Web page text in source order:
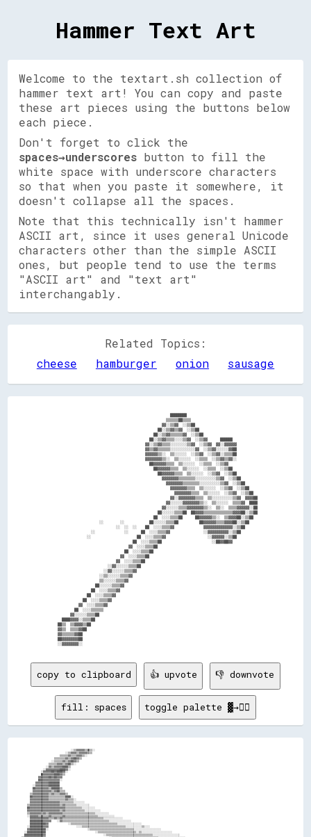
Hammer Text Art
Welcome to the textart.sh collection of
hammer text art! You can copy and paste
these art pieces using the buttons below
each piece.
Don't forget to click the
spaces→underscores button to fill the
white space with underscore characters
so that when you paste it somewhere, it
doesn't collapse all the spaces.
Note that this technically isn't hammer
ASCII art, since it uses general Unicode
characters other than the simple ASCII
ones, but people tend to use the terms
"ASCII art" and "text art"
interchangably.
Related Topics:
cheese
hamburger onion sausage
                                                        ████████
                                                      ▒▒▒▒▒▒██▒▒▒▒
                                                    ▓▓░░▒▒▓▓  ░░▒▒██
                                                  ██░░▒▒▓▓▒▒▓▓  ░░▒▒██
                                                ██░░▒▒▓▓▒▒▒▒▒▒▓▓  ░░▒▒██
                                              ██░░▒▒▓▓▒▒▒▒░░░░▒▒▓▓  ░░▒▒▓▓      ██████
                                            ▓▓░░▒▒▓▓▒▒▒▒░░░░░░░░▒▒▓▓  ░░▒▒▓▓  ▓▓░░▓▓▓▓▓▓
                                            ▓▓▒▒▓▓▒▒▒▒▒▒░░░░░░░░░░░░▓▓  ░░▒▒▓▓░░░░░░▓▓██
                                            ▓▓▓▓▓▓▒▒░░  ▒▒░░░░░░  ░░▒▒▓▓  ░░▒▒▓▓░░▒▒▒▒██
                                            ▓▓▓▓▓▓▓▓▒▒░░  ▒▒░░░░░░  ░░▒▒▒▒  ░░▒▒▓▓▒▒▓▓░░
                                              ██▓▓▓▓▓▓▒▒▒▒  ▒▒░░░░░░  ░░▒▒▒▒  ░░▒▒▓▓
                                                ██▓▓▓▓▓▓▒▒▒▒  ▒▒░░░░░░  ░░▒▒▒▒  ░░▒▒██
                                                  ██▓▓▓▓▓▓▒▒▒▒  ▒▒░░░░░░  ░░▒▒▓▓  ░░▒▒██
                                                    ▓▓▓▓▓▓▓▓▒▒▒▒▒▒▒▒░░░░░░░░░░▒▒▓▓  ░░▒▒██
                                                      ▓▓▓▓▓▓▓▓▒▒▒▒▒▒▒▒░░░░░░░░░░▒▒▓▓  ░░▒▒██
                                                        ▓▓▓▓▓▓▓▓▒▒▒▒  ▒▒░░░░░░  ░░▒▒▓▓  ░░▒▒██
                                                          ▓▓▓▓▓▓▓▓▒▒▒▒  ▒▒░░░░░░  ░░▒▒▓▓  ░░▒▒██
                                                        ▓▓░░▓▓▓▓▓▓▓▓▒▒▒▒  ▒▒░░░░░░░░░░▒▒▓▓  ▓▓▓▓██
                                                      ▓▓░░░░░░▓▓▓▓▓▓▓▓▒▒░░  ▒▒░░░░░░  ▒▒▒▒▓▓  ████
                                                    ▓▓░░░░░░▒▒▒▒▓▓▓▓▓▓▓▓▒▒░░  ▒▒░░  ▒▒▒▒▓▓▓▓▓▓░░██
                                                  ██░░░░░░▒▒▒▒██  ██▓▓▓▓▒▒▒▒▒▒▒▒▒▒▒▒▒▒▓▓▓▓██░░▒▒██
                                                ██  ░░░░▒▒▒▒██      ██▓▓▓▓▓▓▒▒░░  ▒▒▓▓▓▓██░░▒▒██
                      ░░        ░░            ██░░░░░░▒▒▒▒██          ██▓▓▓▓▓▓▒▒▒▒▓▓▓▓██░░▒▒██
                              ░░  ░░  ░░    ██  ░░░░▒▒▒▒▓▓              ▓▓▓▓▓▓▓▓▓▓▓▓▓▓░░▒▒██
                  ░░              ░░      ██  ░░░░▒▒▒▒▓▓                ░░▓▓▓▓▓▓▓▓▓▓░░▒▒██
                ░░                      ██  ░░░░▒▒▒▒▓▓                    ░░▓▓▓▓▓▓░░▒▒██
                                      ██  ░░░░▒▒▒▒██                        ░░██▓▓██▓▓
                                    ▓▓  ░░░░▒▒▒▒██
                                  ██  ░░░░▒▒▒▒██
                                ▓▓  ░░░░▒▒▒▒██
                              ▓▓  ░░░░▒▒▒▒██
                          ░░▓▓░░░░░░▒▒▒▒██
                        ░░▓▓░░░░░░▒▒▒▒▓▓
                      ░░▒▒░░░░░░▒▒▒▒▓▓
                      ▒▒░░░░░░▒▒▒▒▓▓
                    ██░░░░░░▒▒▒▒▓▓
                  ██  ░░░░▒▒▒▒▓▓
                ██  ░░░░▒▒▒▒▓▓
              ██  ░░░░▒▒▒▒▓▓
            ▓▓  ░░░░▒▒▒▒▓▓
          ██  ░░░░▒▒▒▒▒▒
        ▓▓░░░░░░▒▒▒▒██
    ████▓▓▓▓░░▒▒▒▒██
  ██▒▒  ▒▒▓▓▓▓▒▒██
  ▓▓▒▒  ▒▒▒▒▓▓██
  ▓▓▒▒▒▒▒▒▓▓██
  ██▓▓▓▓▓▓▓▓██
copy to clipboard 👍 upvote 👎 downvote
fill: spaces toggle palette ▓→✊🏽
                                      ░░▒▒▓▓▓▓▓▓▒▒▓▓▒▒░░                                                                                                                                                
                                  ░░▒▒▓▓▓▓▒▒▓▓▓▓▓▓▒▒▒▒                                                                                                                                                  
                              ▒▒▒▒▒▒▓▓▒▒▒▒▓▓▓▓▒▒░░                                                                                                                                                      
                          ▒▒▒▒▒▒▒▒▓▓▒▒▓▓██▓▓▒▒                                                                                                                                                          
                        ░░▒▒▒▒▒▒▓▓▒▒▓▓██▓▓▒▒                                                                                                                                                            
                      ▒▒▒▒▒▒▓▓▓▓▒▒▓▓██▒▒░░                                                                                                                                                              
                    ░░▓▓▒▒▓▓▓▓▓▓████▒▒                                                                                                                                                                  
                  ░░▓▓▓▓▓▓▓▓▓▓████▓▓░░                                                                                                                                                                  
                ░░▓▓▓▓▓▓██▓▓████▓▓░░                                                                                                                                                                    
                ██▓▓▓▓▓▓▓▓████▓▓▒▒                                                                                                                                                                      
              ▓▓▓▓▓▓▓▓██▓▓██▓▓▓▓                                                                                                                                                                        
              ██▓▓▓▓▓▓▓▓▓▓▓▓▓▓░░                                                                                                                                                                        
            ▓▓▓▓▓▓▓▓▓▓████████                                                                                                                                                                          
          ░░▓▓▓▓▓▓▓▓▓▓████████                                                                                                                                                                          
          ██▓▓▓▓▓▓▓▓▓▓▒▒██████▒▒                                                                                                                                                                        
          ▓▓▓▓▓▓▓▓▓▓▓▓▓▓▒▒▓▓██▒▒▒▒                                                                                                                                                                      
        ▒▒▓▓▓▓▓▓▓▓▓▓▓▓▒▒▓▓▒▒▒▒▓▓▓▓▒▒                                                                                                                                                                    
        ██▓▓▓▓▓▓▓▓▓▓▓▓▒▒▒▒▒▒▒▒▒▒▒▒████░░                                                                                                                                                                
        ▓▓▓▓▓▓▓▓▓▓▓▓▓▓▒▒▒▒▒▒▒▒▒▒▒▒▓▓▒▒▒▒░░                                                                                                                                                              
        ▓▓▓▓▓▓▓▓▓▓▓▓▓▓▓▓▓▓▓▓▓▓▒▒▒▒▒▒▒▒▒▒░░░░░░░░                                                                                                                                                        
      ▒▒▓▓▓▓▓▓▓▓▓▓▓▓▓▓▓▓▓▓▓▓▓▓▒▒▓▓▒▒▒▒▒▒▒▒░░░░░░░░░░                                                                                                                                                    
      ██▓▓▓▓▓▓▓▓▓▓▓▓▓▓▓▓▓▓▓▓▓▓▓▓▓▓▒▒▒▒▒▒▒▒▒▒▒▒░░░░░░░░░░                                                                                                                                                
      ▓▓▓▓▓▓▓▓▓▓▓▓▓▓▓▓▓▓▓▓▓▓▓▓▒▒▓▓▒▒▒▒▒▒▒▒▒▒▒▒▒▒░░░░░░░░░░░░                                                                                                                                            
      ▒▒▓▓▓▓▓▓▓▓▒▒▓▓▒▒▓▓▓▓▓▓▓▓▓▓▒▒▒▒▒▒▒▒▒▒▒▒▒▒▒▒▒▒▒▒▒▒▒▒░░░░░░░░░░                                                                                                                                      
      ░░▓▓▓▓▓▓▒▒▓▓▒▒▒▒▓▓▒▒▒▒▒▒▒▒▓▓▒▒▒▒▒▒▒▒▒▒▒▒▒▒▒▒▒▒▒▒▒▒▒▒░░░░░░░░░░░░                                                                                                                                  
        ▓▓▓▓▓▓▓▓▓▓▓▓▓▓▒▒▒▒▓▓▒▒▓▓▒▒▒▒▒▒▒▒▒▒▒▒▒▒▒▒▒▒▒▒▒▒▒▒▒▒▒▒▒▒░░░░░░░░░░░░░░                                                                                                                            
        ██████████▓▓▓▓▓▓    ░░▓▓▒▒▒▒▒▒▒▒▒▒▒▒▒▒▒▒▒▒▒▒▒▒▒▒▒▒▒▒▒▒▒▒▒▒░░░░░░░░░░░░░░░░                                                                                                                      
        ████████████▓▓              ░░▒▒▒▒▒▒▒▒▒▒▒▒▒▒▒▒▒▒▒▒▒▒▒▒▒▒▒▒▒▒▒▒▒▒░░░░░░░░░░░░░░░░░░                                                                                                              
      ░░██████████▓▓▓▓                    ░░░░▒▒▒▒▒▒▒▒▒▒▒▒▒▒▒▒▒▒▒▒▒▒▒▒▒▒▒▒▒▒▒▒░░░░░░░░░░░░▒▒░░░░                                                                                                        
      ▓▓████████████░░                            ░░▒▒▒▒▒▒▒▒▒▒▒▒▒▒▒▒▒▒▒▒▒▒▒▒▒▒▒▒▒▒▒▒░░░░░░░░░░░░░░░░░░░░                                                                                                
    ░░██████████████                                    ░░▒▒▒▒▒▒▒▒▒▒▒▒▒▒▒▒▒▒▒▒▒▒▒▒▒▒▒▒░░▒▒░░░░░░░░░░░░░░░░░░░░░░                                                                                        
    ██████████████▓▓                                          ░░▒▒▒▒▒▒▒▒▒▒▒▒▒▒▒▒▒▒▒▒▒▒▒▒▒▒▒▒▒▒▒▒▒▒░░░░░░░░░░░░░░░░░░░░                                                                                  
  ▒▒██████████████▓▓                                              ░░▒▒▒▒▒▒▒▒▒▒▒▒▒▒▒▒▒▒▒▒▒▒▒▒▒▒▒▒▒▒▒▒▒▒░░░░░░░░░░░░░░░░░░░░                                                                              
  ▓▓▓▓▒▒▓▓██▓▓██████                                                    ░░▒▒▒▒▒▒▒▒▒▒▒▒▒▒▒▒▒▒▒▒▒▒▒▒▒▒▒▒▒▒▒▒░░░░░░░░░░░░░░░░░░░░                                                                          
  ▓▓▓▓▒▒▒▒▒▒▓▓▓▓████                                                        ░░▒▒▒▒▒▒▒▒▒▒▒▒▒▒▒▒▒▒▒▒▒▒▒▒▒▒▒▒▒▒▒▒░░░░░░░░░░░░░░░░░░░░                                                                      
▒▒▓▓▓▓▒▒▒▒▒▒▒▒▒▒▓▓▓▓                                                              ▒▒▒▒▒▒▒▒▒▒▒▒▒▒▒▒▒▒▒▒▒▒▒▒▒▒▒▒▒▒▒▒▒▒▒▒░░░░░░░░░░░░░░░░░░                                                                
  ▓▓▒▒▒▒▒▒▒▒▒▒▓▓▓▓▒▒                                                                  ▒▒▒▒▒▒▒▒▒▒▒▒▒▒▒▒▒▒▒▒▒▒▒▒▒▒▒▒▒▒▒▒▒▒▒▒░░░░░░░░░░░░░░░░░░░░                                                          
    ▒▒▒▒▒▒▒▒▒▒▓▓▓▓                                                                        ░░▒▒▒▒▒▒▒▒▒▒▒▒▒▒▒▒▒▒▒▒▒▒▒▒▒▒▒▒▒▒▒▒▒▒░░░░░░░░░░░░░░░░░░░░░░                                                    
          ░░  ▒▒                                                                              ░░▒▒▒▒▒▒▒▒▒▒▒▒▒▒▒▒▒▒▒▒▒▒▒▒▒▒▒▒▒▒▒▒▒▒░░░░░░░░░░░░░░░░░░░░░░░░░░                                            
                                                                                                    ▒▒▒▒▒▒▒▒▒▒▒▒▒▒▒▒▒▒▒▒▒▒▓▓▒▒▒▒▒▒▒▒▒▒▒▒▒▒░░░░░░░░░░░░░░░░░░░░░░░░░░                                    
                                                                                                        ░░▒▒▒▒▒▒▒▒▒▒▒▒▒▒▒▒▒▒▒▒▒▒▒▒▒▒▒▒▒▒▒▒▒▒▒▒░░░░░░░░░░░░░░░░░░░░░░░░░░░░                              
                                                                                                            ░░▒▒▒▒▒▒▒▒▒▒▒▒▒▒▒▒▒▒▒▒▒▒▒▒▒▒▒▒▒▒▒▒▒▒▒▒▒▒░░░░░░░░░░░░░░░░░░░░░░░░▒▒░░                        
                                                                                                                  ▒▒▒▒▒▒▒▒▒▒▒▒▒▒▒▒▒▒▒▒▒▒▒▒▒▒▒▒▒▒▒▒▒▒▒▒▒▒▒▒░░░░░░░░░░░░░░░░░░░░░░░░░░▒▒                  
                                                                                                                      ░░▒▒▒▒▒▒▒▒▒▒▒▒▒▒▒▒▒▒▒▒▒▒▒▒▒▒▒▒▒▒▒▒▒▒▒▒▒▒▒▒░░░░░░░░░░░░░░░░░░░░░░░░░░░░░░          
                                                                                                                            ░░▒▒▒▒▒▒▒▒▒▒▒▒▒▒▒▒▒▒▒▒▒▒▒▒▒▒▒▒▒▒▒▒▒▒▒▒▒▒▒▒░░░░░░░░░░░░░░░░░░░░░░░░░░░░░░    
                                                                                                                                  ▒▒▒▒▒▒▒▒▒▒▒▒▒▒▒▒▒▒▒▒▒▒▒▒▒▒▒▒▒▒▒▒▒▒▒▒▒▒▒▒▒▒░░░░░░░░░░░░░░░░░░░░░░▒▒▒▒▒▒
                                                                                                                                      ░░▒▒▒▒▒▒▒▒▒▒▒▒▒▒▒▒▒▒▒▒▒▒▒▒▒▒▒▒▒▒▒▒▒▒▒▒▒▒▒▒▒▒░░░░░░░░░░░░░░░░▒▒▒▒▒▒
                                                                                                                                            ▒▒▒▒▒▒▒▒▒▒▒▒▒▒▒▒▒▒▒▒▒▒▓▓▓▓▒▒▒▒▒▒▒▒▒▒▒▒▒▒▒▒▒▒▒▒░░░░░░▒▒▒▒▒▒▒▒
                                                                                                                                                ░░▒▒▒▒▒▒▒▒▒▒▒▒▒▒▒▒▒▒▒▒▒▒▓▓▒▒▒▒▒▒▒▒▒▒▒▒▒▒▒▒▒▒▒▒▒▒▓▓▒▒▒▒▒▒
                                                                                                                                                    ░░▒